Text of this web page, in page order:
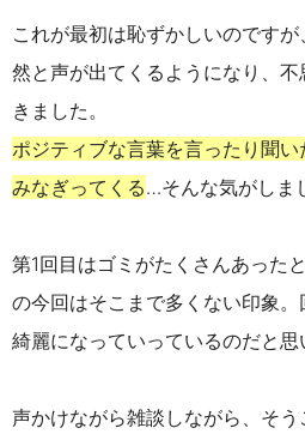
これが最初は恥ずかしいのです
然と声が出てくるようになり、
きました。
ポジティブな言葉を言ったり聞
みなぎってくる…そんな気がしま
第1回目はゴミがたくさんあった
の今回はそこまで多くない印象
綺麗になっていっているのだと思
声かけながら雑談しながら、そ